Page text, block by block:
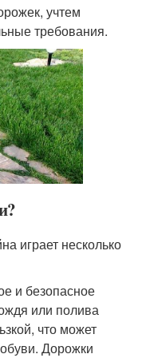
учтем
требования.
играет несколько
и безопасное
или полива
что может
Дорожки